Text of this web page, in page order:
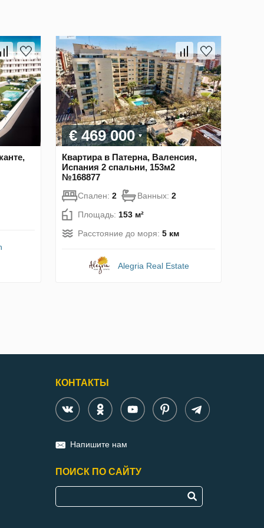
€ 469 000
Квартира в Патерна, Валенсия,
Испания 2 спальни, 153м2
№168877
Спален: 2 Ванных: 2
Площадь: 153 м²
Расстояние до моря: 5 км
Alegria Real Estate
КОНТАКТЫ
Напишите нам
ПОИСК ПО САЙТУ